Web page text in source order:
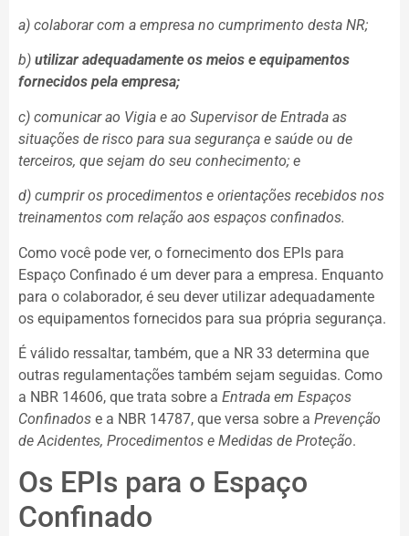
a) colaborar com a empresa no cumprimento desta NR;
b) utilizar adequadamente os meios e equipamentos
fornecidos pela empresa;
c) comunicar ao Vigia e ao Supervisor de Entrada as
situações de risco para sua segurança e saúde ou de
terceiros, que sejam do seu conhecimento; e
d) cumprir os procedimentos e orientações recebidos nos
treinamentos com relação aos espaços confinados.
Como você pode ver, o fornecimento dos EPIs para
Espaço Confinado é um dever para a empresa. Enquanto
para o colaborador, é seu dever utilizar adequadamente
os equipamentos fornecidos para sua própria segurança.
É válido ressaltar, também, que a NR 33 determina que
outras regulamentações também sejam seguidas. Como
a NBR 14606, que trata sobre a Entrada em Espaços
Confinados e a NBR 14787, que versa sobre a Prevenção
de Acidentes, Procedimentos e Medidas de Proteção.
Os EPIs para o Espaço
Confinado